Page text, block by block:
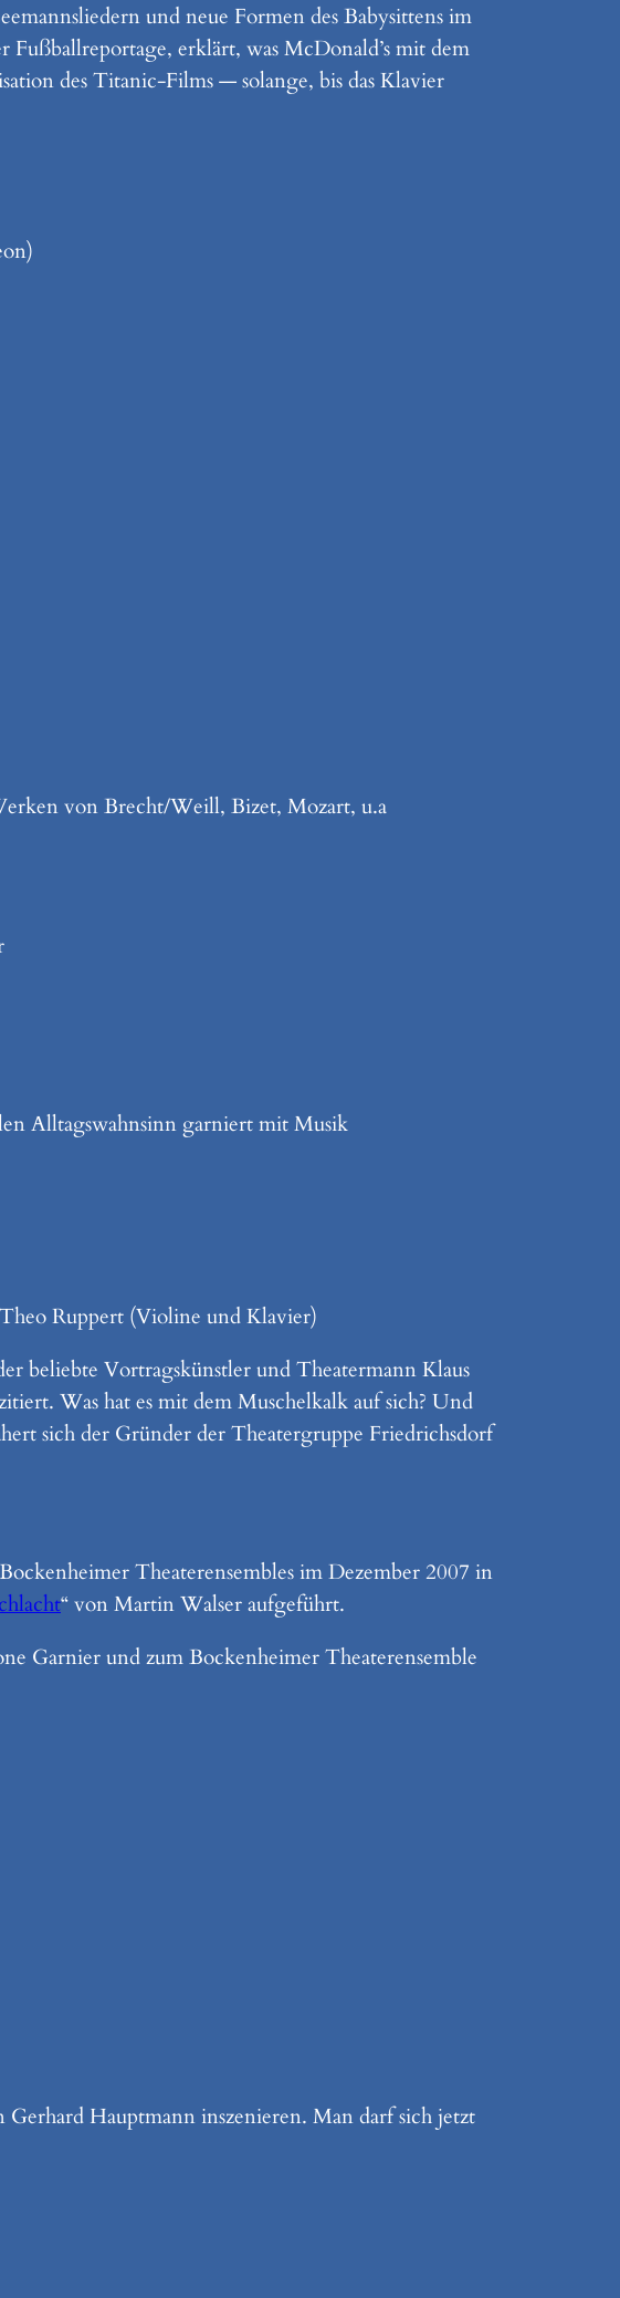
und neue Formen des Babysittens im
erklärt, was McDonald’s mit dem
des Titanic-Films — solange, bis das Klavier
von Brecht/Weill, Bizet, Mozart, u.a
Alltagswahnsinn garniert mit Musik
Ruppert (Violine und Klavier)
beliebte Vortragskünstler und Theatermann Klaus
Was hat es mit dem Muschelkalk auf sich? Und
sich der Gründer der Theatergruppe Friedrichsdorf
Theaterensembles im Dezember 2007 in
“ von Martin Walser aufgeführt.
Garnier und zum Bockenheimer Theaterensemble
Gerhard Hauptmann inszenieren. Man darf sich jetzt